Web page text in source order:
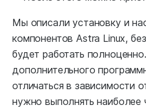
Мы описали установку и
компонентов Astra Linux,
будет работать
дополнительного
отличаться в зависимости
нужно выполнять наиболее